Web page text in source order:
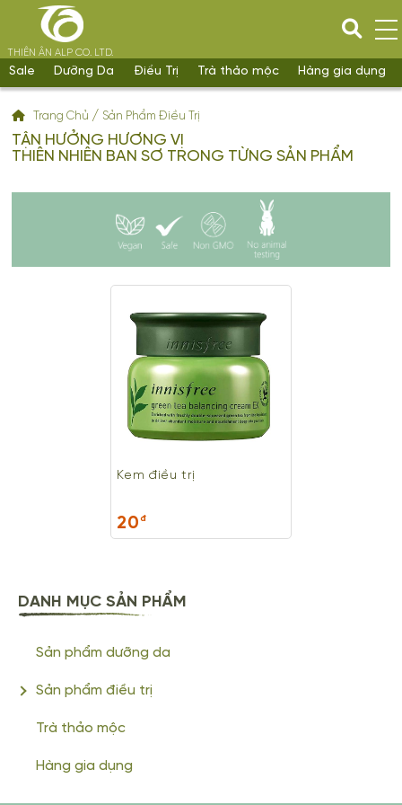
THIÊN ÂN ALP CO. LTD.
Sale Dưỡng Da Điều Trị Trà thảo mộc Hàng gia dụng
DANH MỤC SẢN PHẨM
Sản phẩm dưỡng da
Sản phẩm điều trị
Trà thảo mộc
Hàng gia dụng
Trang Chủ / Sản Phẩm Điều Trị
TẬN HƯỞNG HƯƠNG VỊ
THIÊN NHIÊN BAN SƠ TRONG TỪNG SẢN PHẨM
Kem điều trị
20đ